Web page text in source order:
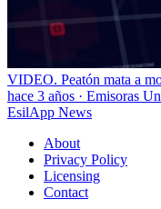
VIDEO. Peatón mata a
hace 3 años · Emisoras
EsilApp News
About
Privacy Policy
Licensing
Contact